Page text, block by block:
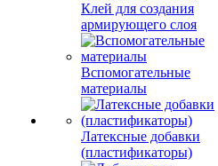
Клей для создания
армирующего слоя
Вспомогательные
материалы
Латексные добавки
(пластификаторы)